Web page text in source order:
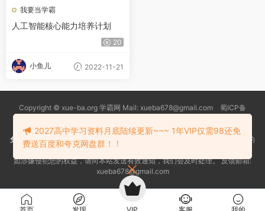
我要当学霸
人工智能核心能力培养计划
20
小鱼儿 2022-11-21
Copyright © xue-ba.org 学霸网 Mail: xueba678@gmail.com 蜀ICP备
常见问题
更新日志 忘记密码本站推荐浏览器：Edge浏览器
免责声明：本站资源均搜索自互联网和网友分享,仅供大家学习交流,不对资料的
真实性和安全性负责！
如涉嫌侵犯您的权益，请向本站发送有效通知，我们会及时处理。 反馈邮箱:
xueba678@gmail.com
2027高中学习资料月底陆续更新~~~ 1年VIP仅需98还免
费送百度和夸克网盘群！！